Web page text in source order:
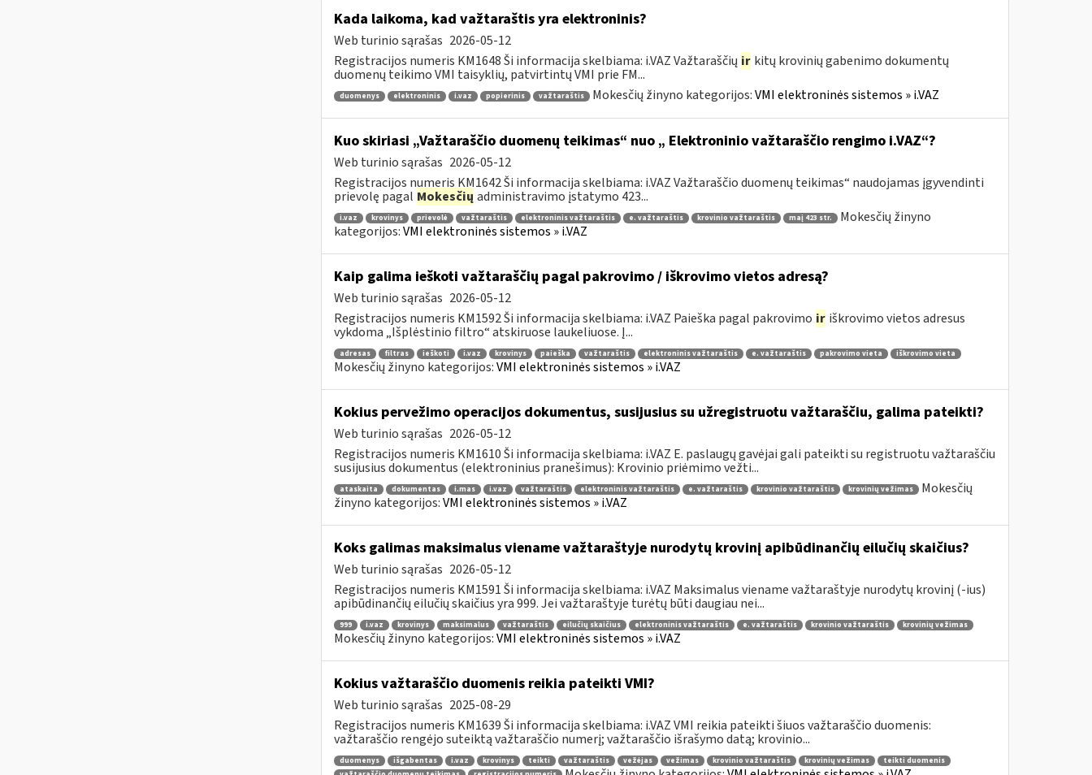
Kada laikoma, kad važtaraštis yra elektroninis?
Web turinio sąrašas 2026-05-12
Registracijos numeris KM1648 Ši informacija skelbiama: i.VAZ Važtaraščių ir kitų krovinių gabenimo dokumentų
duomenų teikimo VMI taisyklių, patvirtintų VMI prie FM...
duomenys elektroninis i.vaz popierinis važtaraštis Mokesčių žinyno kategorijos:VMI elektroninės sistemos » i.VAZ
Kuo skiriasi „Važtaraščio duomenų teikimas“ nuo „ Elektroninio važtaraščio rengimo i.VAZ“?
Web turinio sąrašas 2026-05-12
Registracijos numeris KM1642 Ši informacija skelbiama: i.VAZ Važtaraščio duomenų teikimas“ naudojamas įgyvendinti
prievolę pagal Mokesčių administravimo įstatymo 423...
i.vaz krovinys prievolė važtaraštis elektroninis važtaraštis e. važtaraštis krovinio važtaraštis maį 423 str.
Mokesčių žinyno
kategorijos:VMI elektroninės sistemos » i.VAZ
Kaip galima ieškoti važtaraščių pagal pakrovimo / iškrovimo vietos adresą?
Web turinio sąrašas 2026-05-12
Registracijos numeris KM1592 Ši informacija skelbiama: i.VAZ Paieška pagal pakrovimo ir iškrovimo vietos adresus
vykdoma „Išplėstinio filtro“ atskiruose laukeliuose. Į...
adresas filtras ieškoti i.vaz krovinys paieška važtaraštis elektroninis važtaraštis e. važtaraštis pakrovimo vieta iškrovimo vieta
Mokesčių žinyno kategorijos:VMI elektroninės sistemos » i.VAZ
Kokius pervežimo operacijos dokumentus, susijusius su užregistruotu važtaraščiu, galima pateikti?
Web turinio sąrašas 2026-05-12
Registracijos numeris KM1610 Ši informacija skelbiama: i.VAZ E. paslaugų gavėjai gali pateikti su registruotu važtaraščiu
susijusius dokumentus (elektroninius pranešimus): Krovinio priėmimo vežti...
ataskaita dokumentas i.mas i.vaz važtaraštis elektroninis važtaraštis e. važtaraštis krovinio važtaraštis krovinių vežimas
Mokesčių
žinyno kategorijos:VMI elektroninės sistemos » i.VAZ
Koks galimas maksimalus viename važtaraštyje nurodytų krovinį apibūdinančių eilučių skaičius?
Web turinio sąrašas 2026-05-12
Registracijos numeris KM1591 Ši informacija skelbiama: i.VAZ Maksimalus viename važtaraštyje nurodytų krovinį (-ius)
apibūdinančių eilučių skaičius yra 999. Jei važtaraštyje turėtų būti daugiau nei...
999 i.vaz krovinys maksimalus važtaraštis eilučių skaičius elektroninis važtaraštis e. važtaraštis krovinio važtaraštis krovinių vežimas
Mokesčių žinyno kategorijos:VMI elektroninės sistemos » i.VAZ
Kokius važtaraščio duomenis reikia pateikti VMI?
Web turinio sąrašas 2025-08-29
Registracijos numeris KM1639 Ši informacija skelbiama: i.VAZ VMI reikia pateikti šiuos važtaraščio duomenis:
važtaraščio rengėjo suteiktą važtaraščio numerį; važtaraščio išrašymo datą; krovinio...
duomenys išgabentas i.vaz krovinys teikti važtaraštis vežėjas vežimas krovinio važtaraštis krovinių vežimas
teikti duomenis